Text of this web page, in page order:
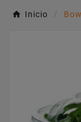
Inicio